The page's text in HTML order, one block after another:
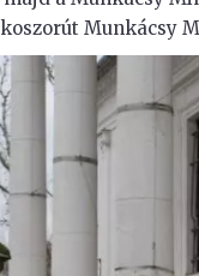
Munkácsy